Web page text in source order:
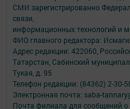
СМИ зарегистрированно
связи,
информационных технологий и
ФИО главного редактора:
Адрес редакции: 422060,
Татарстан, Сабинский
Тукая, д. 95
Телефон редакции: (84362) 2-30-
Электронная почта: saba-
Почта филиала для сообщений о